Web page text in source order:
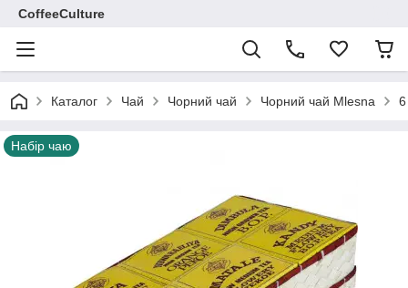
CoffeeCulture
Каталог Чай Чорний чай Чорний чай Mlesna 6
Набір чаю